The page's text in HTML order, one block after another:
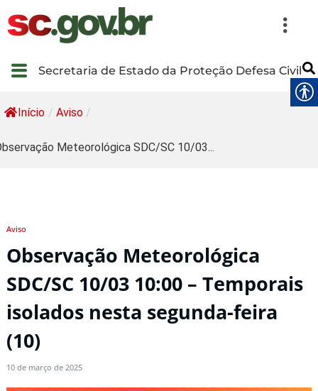
Secretaria de Estado da Proteção Defesa Civil
Início / Aviso /
Meteorológica SDC/SC 10/03...
Aviso
Observação Meteorológica
SDC/SC 10/03 10:00 – Temporais
isolados nesta segunda-feira
(10)
10 de março de 2025